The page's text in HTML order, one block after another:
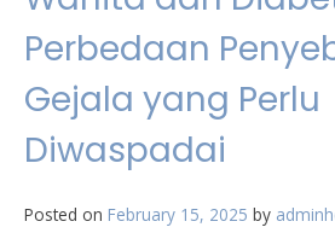
Perbedaan
Gejala yang Perlu
Diwaspadai
Posted on February 15, 2025 by